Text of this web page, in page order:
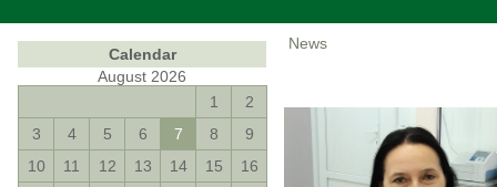
Calendar
August 2026
1
2
3
4 5 6 7 8
9
10
11 12 13 14 15
16
News